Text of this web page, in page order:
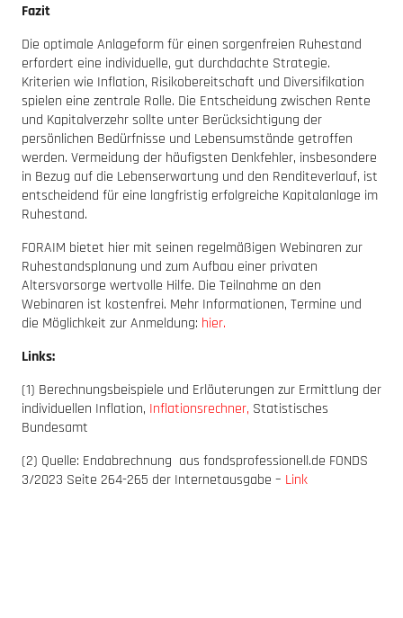
Fazit
Die optimale Anlageform für einen sorgenfreien Ruhestand
erfordert eine individuelle, gut durchdachte Strategie.
Kriterien wie Inflation, Risikobereitschaft und Diversifikation
spielen eine zentrale Rolle. Die Entscheidung zwischen Rente
und Kapitalverzehr sollte unter Berücksichtigung der
persönlichen Bedürfnisse und Lebensumstände getroffen
werden. Vermeidung der häufigsten Denkfehler, insbesondere
in Bezug auf die Lebenserwartung und den Renditeverlauf, ist
entscheidend für eine langfristig erfolgreiche Kapitalanlage im
Ruhestand.
FORAIM bietet hier mit seinen regelmäßigen Webinaren zur
Ruhestandsplanung und zum Aufbau einer privaten
Altersvorsorge wertvolle Hilfe. Die Teilnahme an den
Webinaren ist kostenfrei. Mehr Informationen, Termine und
die Möglichkeit zur Anmeldung: hier.
Links:
(1) Berechnungsbeispiele und Erläuterungen zur Ermittlung der
individuellen Inflation, Inflationsrechner, Statistisches
Bundesamt
(2) Quelle: Endabrechnung aus fondsprofessionell.de FONDS
3/2023 Seite 264-265 der Internetausgabe – Link